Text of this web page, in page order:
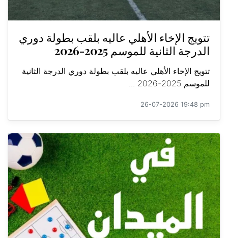
تتويج الإخاء الأهلي عاليه بلقب بطولة دوري
الدرجة الثانية للموسم 2025-2026
تتويج الإخاء الأهلي عاليه بلقب بطولة دوري الدرجة الثانية
للموسم 2025-2026 ...
26-07-2026 19:48 pm